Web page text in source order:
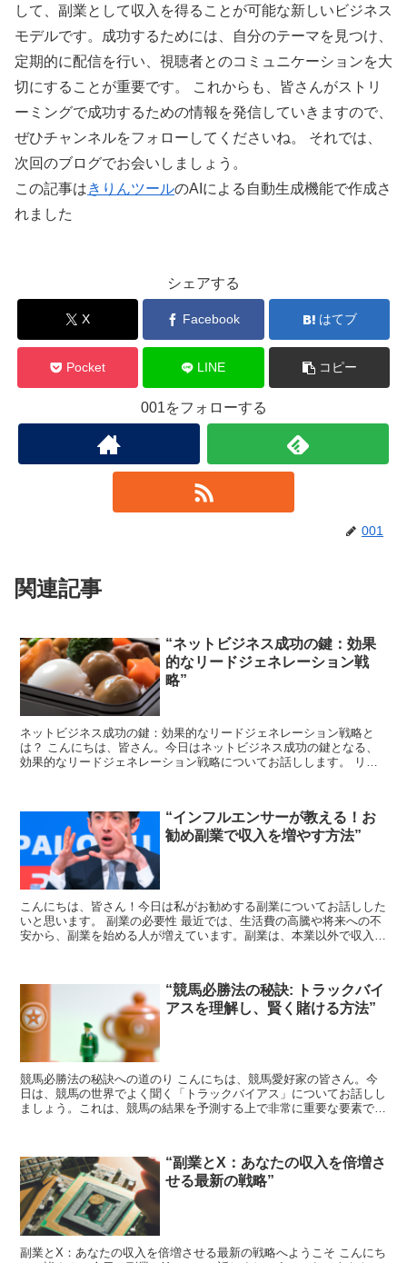
して、副業として収入を得ることが可能な新しいビジネス
モデルです。成功するためには、自分のテーマを見つけ、
定期的に配信を行い、視聴者とのコミュニケーションを大
切にすることが重要です。 これからも、皆さんがストリ
ーミングで成功するための情報を発信していきますので、
ぜひチャンネルをフォローしてくださいね。 それでは、
次回のブログでお会いしましょう。
この記事はきりんツールのAIによる自動生成機能で作成さ
れました
シェアする
X Facebook はてブ
Pocket LINE コピー
001をフォローする
001
関連記事
“ネットビジネス成功の鍵：効果
的なリードジェネレーション戦
略”
ネットビジネス成功の鍵：効果的なリードジェネレーション戦略と
は？ こんにちは、皆さん。今日はネットビジネス成功の鍵となる、
効果的なリードジェネレーション戦略についてお話しします。 リー
“インフルエンサーが教える！お
勧め副業で収入を増やす方法”
こんにちは、皆さん！今日は私がお勧めする副業についてお話しした
いと思います。 副業の必要性 最近では、生活費の高騰や将来への不
安から、副業を始める人が増えています。副業は、本業以外で収入を
“競馬必勝法の秘訣: トラックバイ
アスを理解し、賢く賭ける方法”
競馬必勝法の秘訣への道のり こんにちは、競馬愛好家の皆さん。今
日は、競馬の世界でよく聞く「トラックバイアス」についてお話しし
ましょう。これは、競馬の結果を予測する上で非常に重要な要素で
“副業とX：あなたの収入を倍増さ
せる最新の戦略”
副業とX：あなたの収入を倍増させる最新の戦略へようこそ こんにち